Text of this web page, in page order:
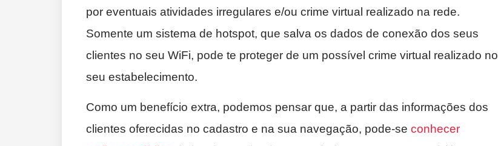
por eventuais atividades irregulares e/ou crime virtual realizado na rede.
Somente um sistema de hotspot, que salva os dados de conexão dos seus
clientes no seu WiFi, pode te proteger de um possível crime virtual realizado no
seu estabelecimento.
Como um benefício extra, podemos pensar que, a partir das informações dos
clientes oferecidas no cadastro e na sua navegação, pode-se conhecer